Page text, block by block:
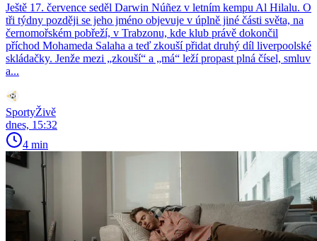
Ještě 17. července seděl Darwin Núñez v letním kempu Al Hilalu. O
tři týdny později se jeho jméno objevuje v úplně jiné části světa, na
černomořském pobřeží, v Trabzonu, kde klub právě dokončil
příchod Mohameda Salaha a teď zkouší přidat druhý díl liverpoolské
skládačky. Jenže mezi „zkouší“ a „má“ leží propast plná čísel, smluv
a...
SportyŽivě
dnes, 15:32
4 min